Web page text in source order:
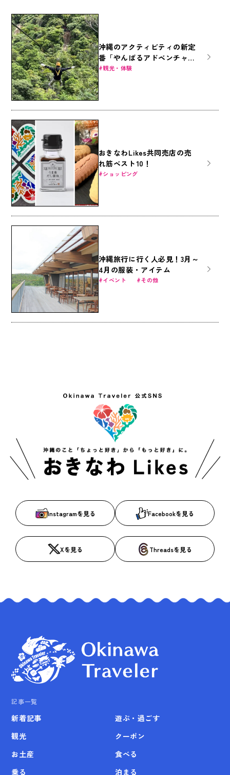
沖縄のアクティビティの新定
番「やんばるアドベンチャー
フィールド」でジップライン
観光・体験
おきなわLikes共同売店の売
れ筋ベスト10！
ショッピング
沖縄旅行に行く人必見！3月～
4月の服装・アイテム
イベント その他
Instagramを見る Facebookを見る
Xを見る Threadsを見る
記事一覧
新着記事
観光
お土産
乗る
遊ぶ・過ごす
クーポン
食べる
泊まる